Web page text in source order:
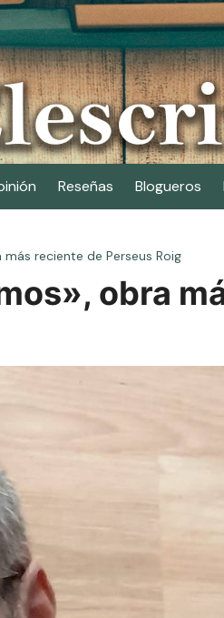
Reseñas Blogueros
reciente de Perseus Roig
obra